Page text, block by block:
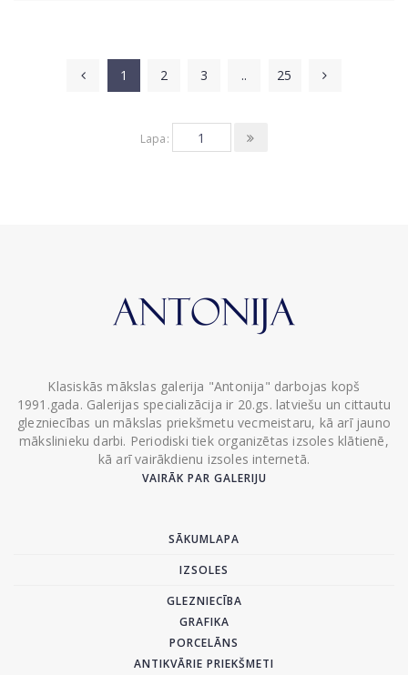
1 2 3 .. 25
Lapa:
Klasiskās mākslas galerija "Antonija" darbojas kopš
1991.gada. Galerijas specializācija ir 20.gs. latviešu un cittautu
glezniecības un mākslas priekšmetu vecmeistaru, kā arī jauno
mākslinieku darbi. Periodiski tiek organizētas izsoles klātienē,
kā arī vairākdienu izsoles internetā.
VAIRĀK PAR GALERIJU
SĀKUMLAPA
IZSOLES
GLEZNIECĪBA
GRAFIKA
PORCELĀNS
ANTIKVĀRIE PRIEKŠMETI